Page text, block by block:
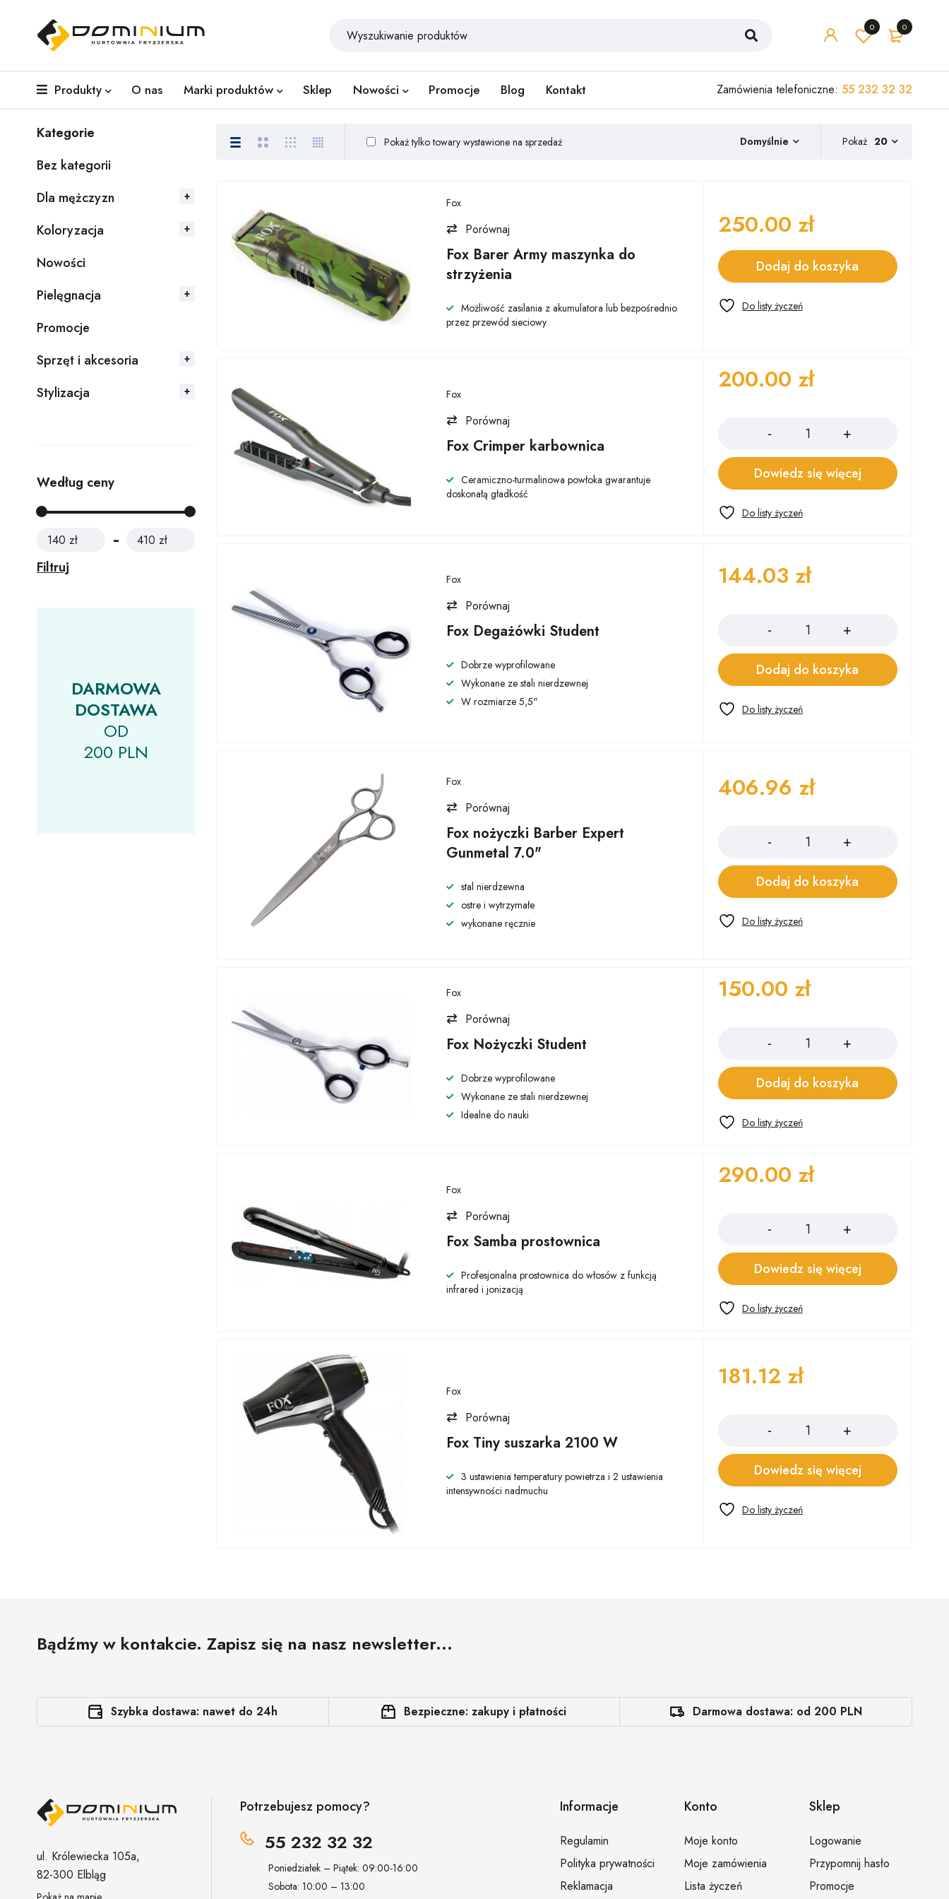
0
0
Produkty O nas Marki produktów Sklep Nowości Promocje Blog Kontakt Zamówienia telefoniczne: 55 232 32 32
Kategorie
Bez kategorii
Dla mężczyzn
Koloryzacja
Nowości
Pielęgnacja
Promocje
Sprzęt i akcesoria
Stylizacja
Według ceny
Filtruj
140 zł 410 zł
DARMOWA
DOSTAWA
OD
200 PLN
Domyślnie
Pokaż tylko towary wystawione na sprzedaż Pokaż 20
Fox
Porównaj
Fox Barer Army maszynka do
strzyżenia
Możliwość zasilania z akumulatora lub bezpośrednio
przez przewód sieciowy
250.00 zł
Dodaj do koszyka
Fox
Porównaj
Fox Crimper karbownica
Ceramiczno-turmalinowa powłoka gwarantuje
doskonałą gładkość
200.00 zł
Dowiedz się więcej
Fox
Porównaj
Fox Degażówki Student
Dobrze wyprofilowane
Wykonane ze stali nierdzewnej
W rozmiarze 5,5"
144.03 zł
Dodaj do koszyka
Fox
Porównaj
Fox nożyczki Barber Expert
Gunmetal 7.0"
stal nierdzewna
ostre i wytrzymałe
wykonane ręcznie
406.96 zł
Dodaj do koszyka
Fox
Porównaj
Fox Nożyczki Student
Dobrze wyprofilowane
Wykonane ze stali nierdzewnej
Idealne do nauki
150.00 zł
Dodaj do koszyka
Fox
Porównaj
Fox Samba prostownica
Profesjonalna prostownica do włosów z funkcją
infrared i jonizacją
290.00 zł
Dowiedz się więcej
Fox
Porównaj
Fox Tiny suszarka 2100 W
3 ustawienia temperatury powietrza i 2 ustawienia
intensywności nadmuchu
181.12 zł
Dowiedz się więcej
Bądźmy w kontakcie. Zapisz się na nasz newsletter...
Szybka dostawa: nawet do 24h Bezpieczne: zakupy i płatności Darmowa dostawa: od 200 PLN
ul. Królewiecka 105a,
82-300 Elbląg
Potrzebujesz pomocy?
55 232 32 32
Poniedziałek – Piątek: 09:00-16:00
Sobota: 10:00 – 13:00
Informacje
Regulamin
Polityka prywatności
Reklamacja
Konto
Moje konto
Moje zamówienia
Lista życzeń
Sklep
Logowanie
Przypomnij hasło
Promocje